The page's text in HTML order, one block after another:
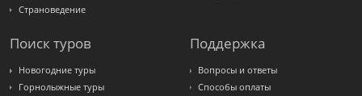
Страноведение
Поиск туров
Новогодние туры
Горнолыжные туры
Поддержка
Вопросы и ответы
Способы оплаты